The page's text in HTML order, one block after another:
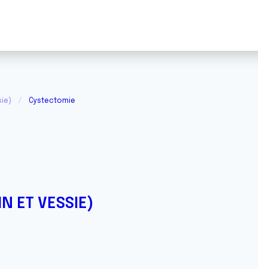
Cystectomie
ET VESSIE)